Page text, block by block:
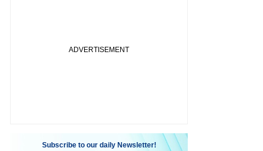
Subscribe to our daily Newsletter!